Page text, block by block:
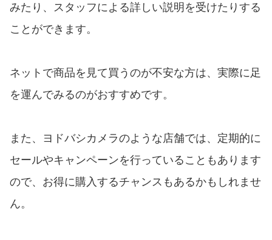
みたり、スタッフによる詳しい説明を受けたりする
ことができます。
ネットで商品を見て買うのが不安な方は、実際に足
を運んでみるのがおすすめです。
また、ヨドバシカメラのような店舗では、定期的に
セールやキャンペーンを行っていることもあります
ので、お得に購入するチャンスもあるかもしれませ
ん。